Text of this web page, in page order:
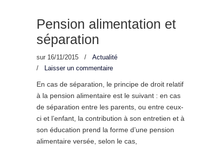
Pension alimentation et
séparation
sur 16/11/2015 /
Actualité
/
Laisser un commentaire
En cas de séparation, le principe de droit relatif
à la pension alimentaire est le suivant : en cas
de séparation entre les parents, ou entre ceux-
ci et l’enfant, la contribution à son entretien et à
son éducation prend la forme d’une pension
alimentaire versée, selon le cas,